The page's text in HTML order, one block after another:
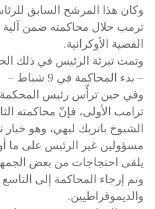
وكان هذا المرشح السابق
القضية الأوكرانية.
وتمت تبرئة الرئيس في ذلك
– بدء المحاكمة في 9 شباط –
وفي حين ترأّس رئيس المحكمة
ترامب الأولى، فإنّ محاكمته
الشيوخ باتريك ليهي، وهو
مسؤولين غير الرئيس على ما
يلقى احتجاجات من بعض
وتم إرجاء المحاكمة إلى
والديموقراطيين.